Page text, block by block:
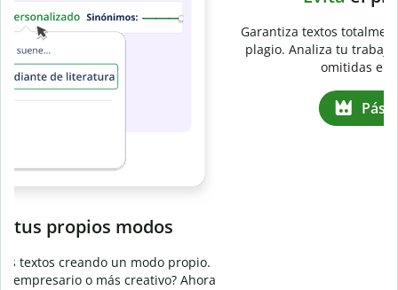
Evitael plagio accidental
Garantiza textos totalmente originales con el detector de
plagio. Analiza tu trabajo en segundos e identifica citas